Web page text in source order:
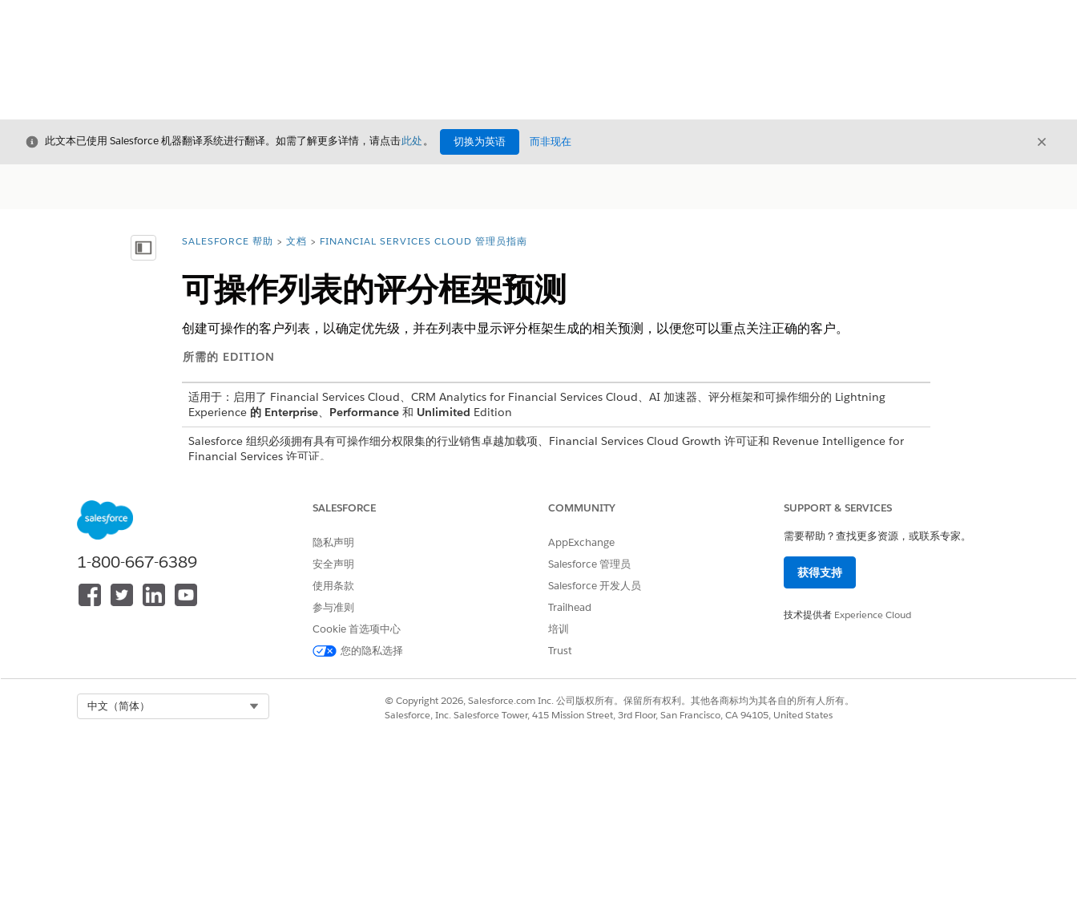
关闭
此文本已使用 Salesforce 机器翻译系统进行翻译。如需了解更多详情，请点击此处。 切换为英语 而非现在 关闭
显示目录 您在此处：
SALESFORCE 帮助 文档 FINANCIAL SERVICES CLOUD 管理员指南
可操作列表的评分框架预测
创建可操作的客户列表，以确定优先级，并在列表中显示评分框架生成的相关预测，以便您可以重点关注正确的客户。
所需的 EDITION
适用于：启用了 Financial Services Cloud、CRM Analytics for Financial Services Cloud、AI 加速器、评分框架和可操作细分的 Lightning
Experience 的 Enterprise、 Performance和 Unlimited Edition
Salesforce 组织必须拥有具有可操作细分权限集的行业销售卓越加载项、Financial Services Cloud Growth 许可证和 Revenue Intelligence for
Financial Services 许可证。
义，该定义包含用于存储预测分数的对象和字段的数据源节点。
金融机构使用评分框架来预测客户流失的可能性。金融机构的 Salesforce 管理员在评分框架中创建 CRM Analytics 模板配
置，以获取这些预测并将其存储在客户对象的自定义字段流失分数中。
然后，管理员创建可操作列表定义，为可能流失的高优先级客户生成可操作列表。在设置相关的数据处理引擎定义时，
Salesforce 管理员确保存在客户对象和流失分数字段的数据源节点。现在，金融机构试图通过根据客户流失的可能性采取
措施来减少客户流失。
1-800-667-6389
SALESFORCE
隐私声明
安全声明
使用条款
参与准则
Cookie 首选项中心
您的隐私选择
COMMUNITY
AppExchange
Salesforce 管理员
Salesforce 开发人员
Trailhead
培训
Trust
SUPPORT & SERVICES
需要帮助？查找更多资源，或联系专家。
获得支持
技术提供者 Experience Cloud
中文（简体）
© Copyright 2026, Salesforce.com Inc. 公司版权所有。保留所有权利。其他各商标均为其各自的所有人所有。
Salesforce, Inc. Salesforce Tower, 415 Mission Street, 3rd Floor, San Francisco, CA 94105, United States